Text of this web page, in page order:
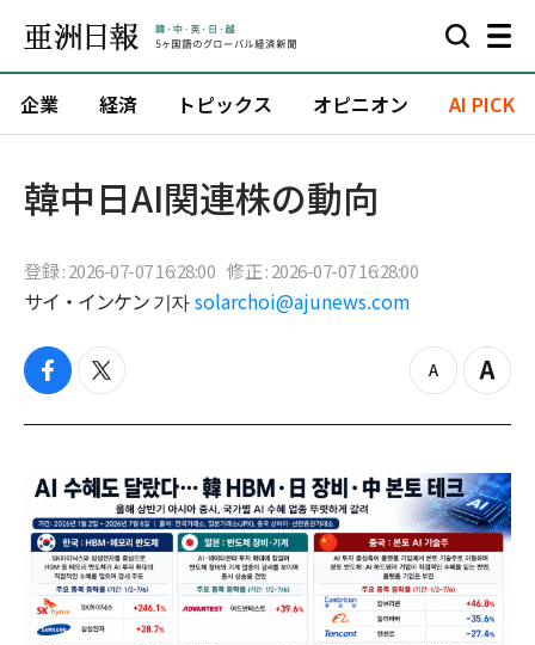
企業 経済 トピックス オピニオン AI PICK
韓中日AI関連株の動向
登録 : 2026-07-07 16:28:00 修正 : 2026-07-07 16:28:00
サイ・インケン 기자 solarchoi@ajunews.com
f
c
o
o
k
t
i
e
r
z
o
o
u
t
Z
o
i
n